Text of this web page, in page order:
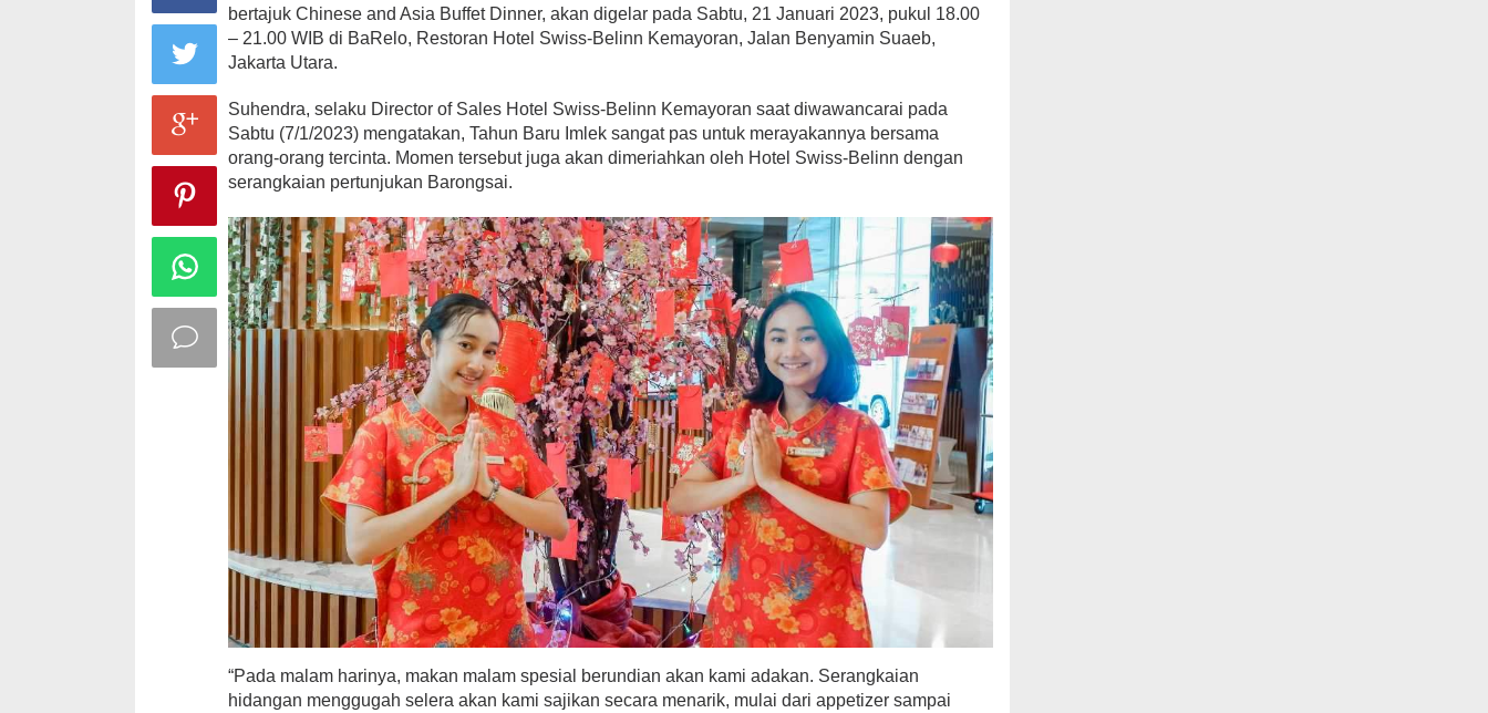
bertajuk Chinese and Asia Buffet Dinner, akan digelar pada Sabtu, 21 Januari 2023, pukul 18.00
– 21.00 WIB di BaRelo, Restoran Hotel Swiss-Belinn Kemayoran, Jalan Benyamin Suaeb,
Jakarta Utara.
Suhendra, selaku Director of Sales Hotel Swiss-Belinn Kemayoran saat diwawancarai pada
Sabtu (7/1/2023) mengatakan, Tahun Baru Imlek sangat pas untuk merayakannya bersama
orang-orang tercinta. Momen tersebut juga akan dimeriahkan oleh Hotel Swiss-Belinn dengan
serangkaian pertunjukan Barongsai.
“Pada malam harinya, makan malam spesial berundian akan kami adakan. Serangkaian
hidangan menggugah selera akan kami sajikan secara menarik, mulai dari appetizer sampai